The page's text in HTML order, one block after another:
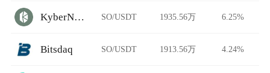
KyberNetwork SO/USDT 1935.56万 6.25%
Bitsdaq SO/USDT 1913.56万 4.24%